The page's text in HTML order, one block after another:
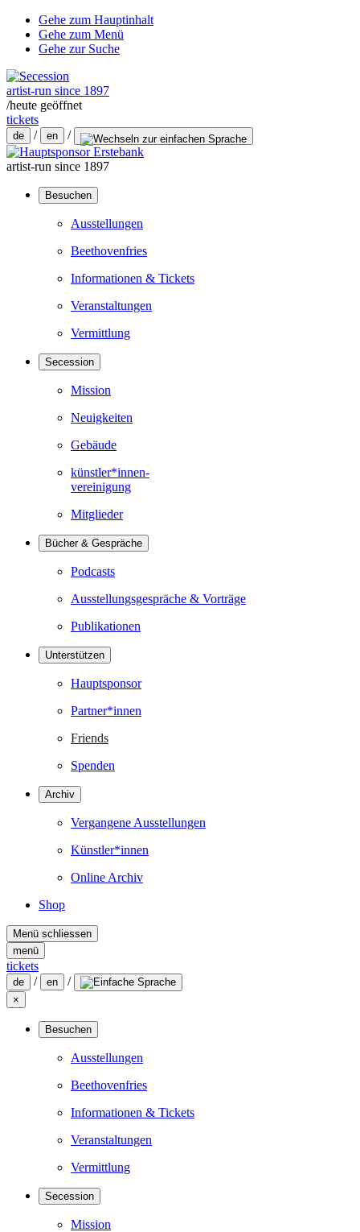
Gehe zum Hauptinhalt
Gehe zum Menü
Gehe zur Suche
artist-run since 1897
/heute geöffnet
tickets
de / en /
artist-run since 1897
Besuchen
Ausstellungen
Beethovenfries
Informationen & Tickets
Veranstaltungen
Vermittlung
Secession
Mission
Neuigkeiten
Gebäude
künstler*innen-
vereinigung
Mitglieder
Bücher & Gespräche
Podcasts
Ausstellungsgespräche & Vorträge
Publikationen
Unterstützen
Hauptsponsor
Partner*innen
Friends
Spenden
Archiv
Vergangene Ausstellungen
Künstler*innen
Online Archiv
Shop
Menü schliessen
menü
tickets
de / en /
×
Besuchen
Ausstellungen
Beethovenfries
Informationen & Tickets
Veranstaltungen
Vermittlung
Secession
Mission